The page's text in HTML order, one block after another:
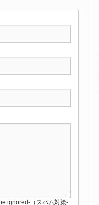
ignored-（スパム対策-